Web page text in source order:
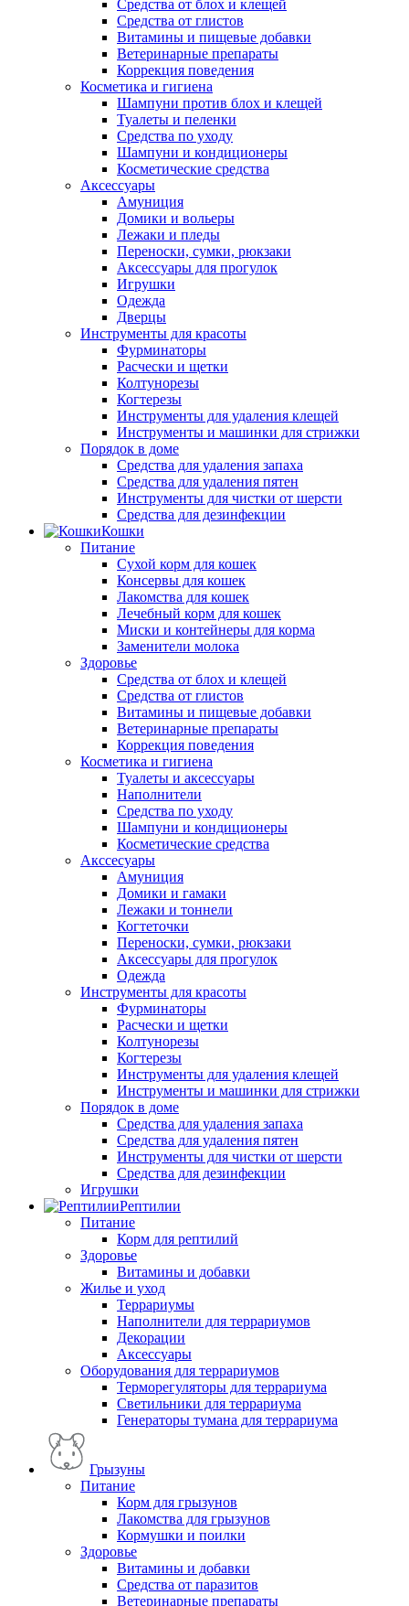
Средства от блох и клещей
Средства от глистов
Витамины и пищевые добавки
Ветеринарные препараты
Коррекция поведения
Косметика и гигиена
Шампуни против блох и клещей
Туалеты и пеленки
Средства по уходу
Шампуни и кондиционеры
Косметические средства
Аксессуары
Амуниция
Домики и вольеры
Лежаки и пледы
Переноски, сумки, рюкзаки
Аксессуары для прогулок
Игрушки
Одежда
Дверцы
Инструменты для красоты
Фурминаторы
Расчески и щетки
Колтунорезы
Когтерезы
Инструменты для удаления клещей
Инструменты и машинки для стрижки
Порядок в доме
Средства для удаления запаха
Средства для удаления пятен
Инструменты для чистки от шерсти
Средства для дезинфекции
Кошки
Питание
Сухой корм для кошек
Консервы для кошек
Лакомства для кошек
Лечебный корм для кошек
Миски и контейнеры для корма
Заменители молока
Здоровье
Средства от блох и клещей
Средства от глистов
Витамины и пищевые добавки
Ветеринарные препараты
Коррекция поведения
Косметика и гигиена
Туалеты и аксессуары
Наполнители
Средства по уходу
Шампуни и кондиционеры
Косметические средства
Акссесуары
Амуниция
Домики и гамаки
Лежаки и тоннели
Когтеточки
Переноски, сумки, рюкзаки
Аксессуары для прогулок
Одежда
Инструменты для красоты
Фурминаторы
Расчески и щетки
Колтунорезы
Когтерезы
Инструменты для удаления клещей
Инструменты и машинки для стрижки
Порядок в доме
Средства для удаления запаха
Средства для удаления пятен
Инструменты для чистки от шерсти
Средства для дезинфекции
Игрушки
Рептилии
Питание
Корм для рептилий
Здоровье
Витамины и добавки
Жилье и уход
Террариумы
Наполнители для террариумов
Декорации
Аксессуары
Оборудования для террариумов
Терморегуляторы для террариума
Светильники для террариума
Генераторы тумана для террариума
Грызуны
Питание
Корм для грызунов
Лакомства для грызунов
Кормушки и поилки
Здоровье
Витамины и добавки
Средства от паразитов
Ветеринарные препараты